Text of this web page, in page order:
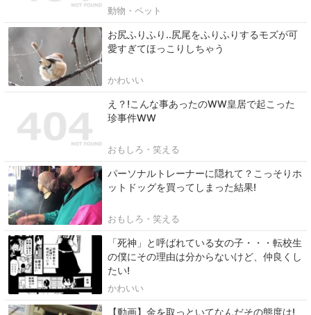
動物・ペット
お尻ふりふり..尻尾をふりふりするモズが可
愛すぎてほっこりしちゃう
かわいい
え？!こんな事あったのWW皇居で起こった
珍事件WW
おもしろ・笑える
パーソナルトレーナーに隠れて？こっそりホ
ットドッグを買ってしまった結果!
おもしろ・笑える
「死神」と呼ばれている女の子・・・転校生
の僕にその理由は分からないけど、仲良くし
たい!
かわいい
【動画】金を取っといてなんだその態度は!